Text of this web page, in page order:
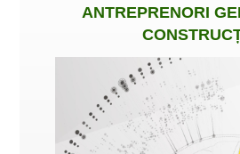
ANTREPRENORI